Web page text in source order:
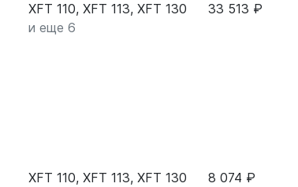
XFT 110, XFT 113, XFT 130
и еще 6
33 513 ₽
XFT 110, XFT 113, XFT 130
8 074 ₽